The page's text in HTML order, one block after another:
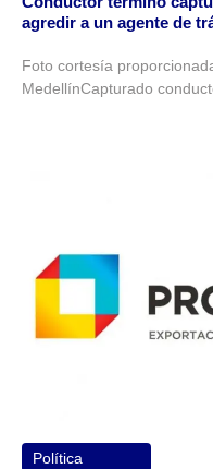
agredir a un agente de
Foto cortesía
MedellínCapturado
Política